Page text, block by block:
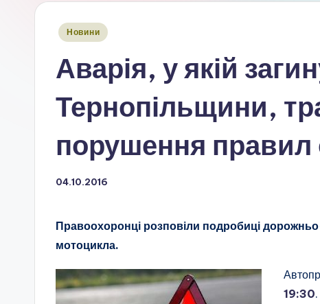
Опубліковано
Новини
Аварія, у якій
Тернопільщини,
порушення правил
04.10.2016
Правоохоронці розповіли подробиці
мотоцикла.
19:30